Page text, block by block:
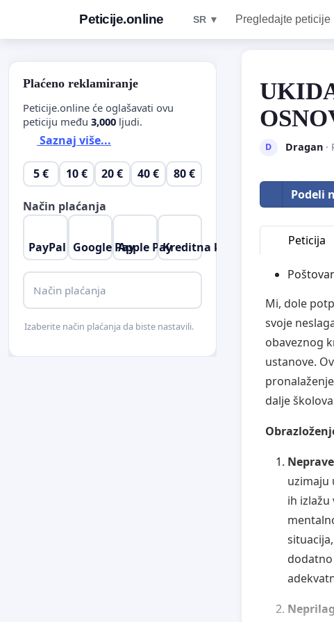
Peticije.online SR ▼ Pregledajte peticije
D Dragan·
Podeli
Peticija
Mi, dole
svoje
obaveznog
ustanove.
dalje
uzimaju
ih
Plaćeno reklamiranje
Peticije.online će oglašavati ovu
peticiju među 3,000 ljudi.
Saznaj više...
5 € 10 € 20 € 40 € 80 €
Način plaćanja
PayPal Google PayApple PayKreditna kartica
Način plaćanja
Izaberite način plaćanja da biste nastavili.